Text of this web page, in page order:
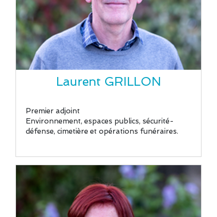
Laurent GRILLON
Premier adjoint
Environnement, espaces publics, sécurité-
défense, cimetière et opérations funéraires.